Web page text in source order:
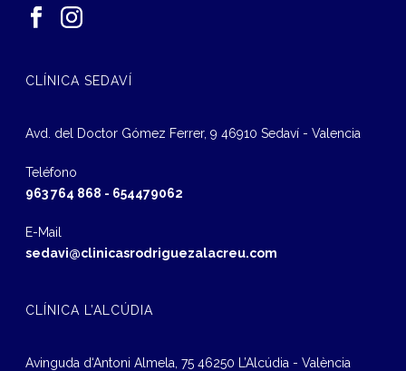
CLÍNICA SEDAVÍ
Avd. del Doctor Gómez Ferrer, 9 46910 Sedaví - Valencia
Teléfono
963 764 868 - 654479062
E-Mail
sedavi@clinicasrodriguezalacreu.com
CLÍNICA L’ALCÚDIA
Avinguda d‘Antoni Almela, 75 46250 L’Alcúdia - València